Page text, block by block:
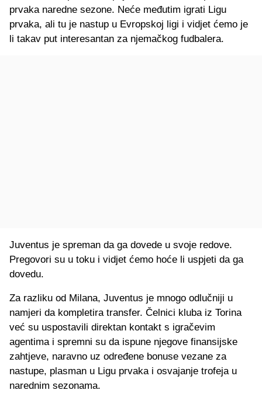
prvaka naredne sezone. Neće međutim igrati Ligu
prvaka, ali tu je nastup u Evropskoj ligi i vidjet ćemo je
li takav put interesantan za njemačkog fudbalera.
Juventus je spreman da ga dovede u svoje redove.
Pregovori su u toku i vidjet ćemo hoće li uspjeti da ga
dovedu.
Za razliku od Milana, Juventus je mnogo odlučniji u
namjeri da kompletira transfer. Čelnici kluba iz Torina
već su uspostavili direktan kontakt s igračevim
agentima i spremni su da ispune njegove finansijske
zahtjeve, naravno uz određene bonuse vezane za
nastupe, plasman u Ligu prvaka i osvajanje trofeja u
narednim sezonama.